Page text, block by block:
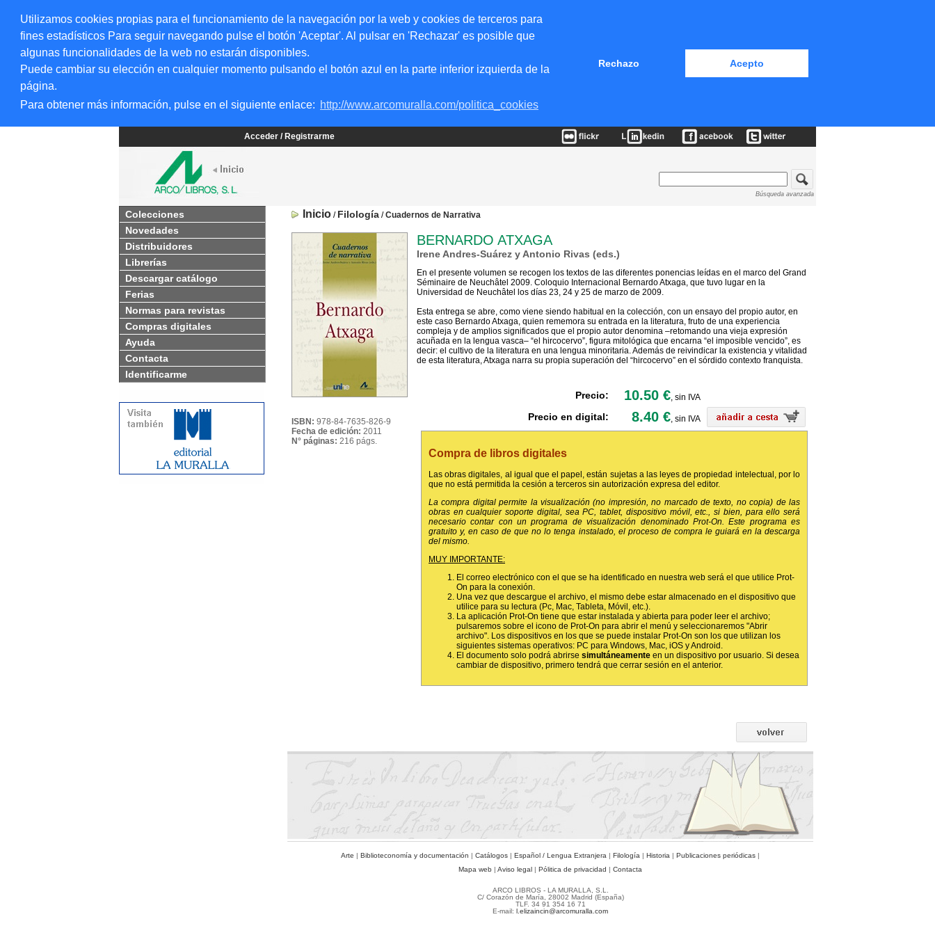
Utilizamos cookies propias para el funcionamiento de la navegación por la web y cookies de terceros para
fines estadísticos Para seguir navegando pulse el botón 'Aceptar'. Al pulsar en 'Rechazar' es posible que
algunas funcionalidades de la web no estarán disponibles.
Puede cambiar su elección en cualquier momento pulsando el botón azul en la parte inferior izquierda de la
página.
Para obtener más información, pulse en el siguiente enlace: http://www.arcomuralla.com/politica_cookies
Rechazo Acepto
Acceder / Registrarme
Búsqueda avanzada
Colecciones
Novedades
Distribuidores
Librerías
Descargar catálogo
Ferias
Normas para revistas
Compras digitales
Ayuda
Contacta
Identificarme
Inicio / Filología /Cuadernos de Narrativa
ISBN: 978-84-7635-826-9
Fecha de edición: 2011
N° páginas: 216 págs.
BERNARDO ATXAGA
Irene Andres-Suárez y Antonio Rivas (eds.)
En el presente volumen se recogen los textos de las diferentes ponencias leídas en el marco del Grand
Séminaire de Neuchâtel 2009. Coloquio Internacional Bernardo Atxaga, que tuvo lugar en la
Universidad de Neuchâtel los días 23, 24 y 25 de marzo de 2009.
Esta entrega se abre, como viene siendo habitual en la colección, con un ensayo del propio autor, en
este caso Bernardo Atxaga, quien rememora su entrada en la literatura, fruto de una experiencia
compleja y de amplios significados que el propio autor denomina –retomando una vieja expresión
acuñada en la lengua vasca– “el hircocervo”, figura mitológica que encarna “el imposible vencido”, es
decir: el cultivo de la literatura en una lengua minoritaria. Además de reivindicar la existencia y vitalidad
de esta literatura, Atxaga narra su propia superación del “hircocervo” en el sórdido contexto franquista.
Precio: 10.50 €, sin IVA
Precio en digital: 8.40 €, sin IVA
Compra de libros digitales
Las obras digitales, al igual que el papel, están sujetas a las leyes de propiedad intelectual, por lo
que no está permitida la cesión a terceros sin autorización expresa del editor.
La compra digital permite la visualización (no impresión, no marcado de texto, no copia) de las
obras en cualquier soporte digital, sea PC, tablet, dispositivo móvil, etc., si bien, para ello será
necesario contar con un programa de visualización denominado Prot-On. Este programa es
gratuito y, en caso de que no lo tenga instalado, el proceso de compra le guiará en la descarga
del mismo.
MUY IMPORTANTE:
El correo electrónico con el que se ha identificado en nuestra web será el que utilice Prot-
On para la conexión.
Una vez que descargue el archivo, el mismo debe estar almacenado en el dispositivo que
utilice para su lectura (Pc, Mac, Tableta, Móvil, etc.).
La aplicación Prot-On tiene que estar instalada y abierta para poder leer el archivo;
pulsaremos sobre el icono de Prot-On para abrir el menú y seleccionaremos "Abrir
archivo". Los dispositivos en los que se puede instalar Prot-On son los que utilizan los
siguientes sistemas operativos: PC para Windows, Mac, iOS y Android.
El documento solo podrá abrirse simultáneamente en un dispositivo por usuario. Si desea
cambiar de dispositivo, primero tendrá que cerrar sesión en el anterior.
Arte | Biblioteconomía y documentación | Catálogos | Español / Lengua Extranjera | Filología | Historia | Publicaciones periódicas |
Mapa web | Aviso legal | Pólitica de privacidad | Contacta
ARCO LIBROS - LA MURALLA, S.L.
C/ Corazón de María, 28002 Madrid (España)
TLF. 34 91 354 16 71
E-mail: l.elizaincin@arcomuralla.com